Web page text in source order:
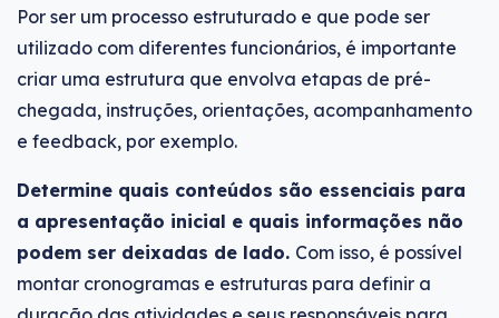
Por ser um processo estruturado e que pode ser
utilizado com diferentes funcionários, é importante
criar uma estrutura que envolva etapas de pré-
chegada, instruções, orientações, acompanhamento
e feedback, por exemplo.
Determine quais conteúdos são essenciais para
a apresentação inicial e quais informações não
podem ser deixadas de lado. Com isso, é possível
montar cronogramas e estruturas para definir a